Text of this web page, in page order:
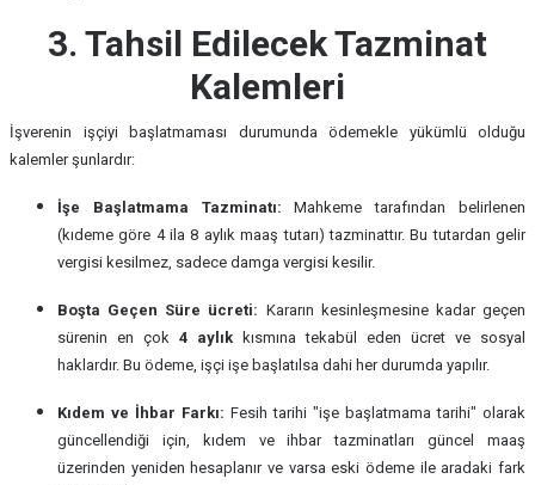
3. Tahsil Edilecek Tazminat
Kalemleri
İşverenin işçiyi başlatmaması durumunda ödemekle yükümlü olduğu
kalemler şunlardır:
İşe Başlatmama Tazminatı: Mahkeme tarafından belirlenen
(kıdeme göre 4 ila 8 aylık maaş tutarı) tazminattır. Bu tutardan gelir
vergisi kesilmez, sadece damga vergisi kesilir.
Boşta Geçen Süre ücreti: Kararın kesinleşmesine kadar geçen
sürenin en çok 4 aylık kısmına tekabül eden ücret ve sosyal
haklardır. Bu ödeme, işçi işe başlatılsa dahi her durumda yapılır.
Kıdem ve İhbar Farkı: Fesih tarihi "işe başlatmama tarihi" olarak
güncellendiği için, kıdem ve ihbar tazminatları güncel maaş
üzerinden yeniden hesaplanır ve varsa eski ödeme ile aradaki fark